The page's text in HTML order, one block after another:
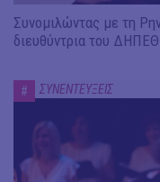
Συνομιλώντας με τη
διευθύντρια του
# ΣΥΝΕΝΤΕΥΞΕΙΣ